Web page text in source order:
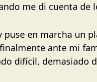
me di cuenta
puse en marcha un
ante mi
difícil, demasiado